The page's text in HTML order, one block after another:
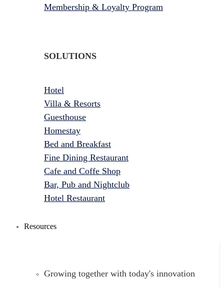
Membership & Loyalty Program
SOLUTIONS
Hotel
Villa & Resorts
Guesthouse
Homestay
Bed and Breakfast
Fine Dining Restaurant
Cafe and Coffe Shop
Bar, Pub and Nightclub
Hotel Restaurant
Resources
Growing together with today's innovation